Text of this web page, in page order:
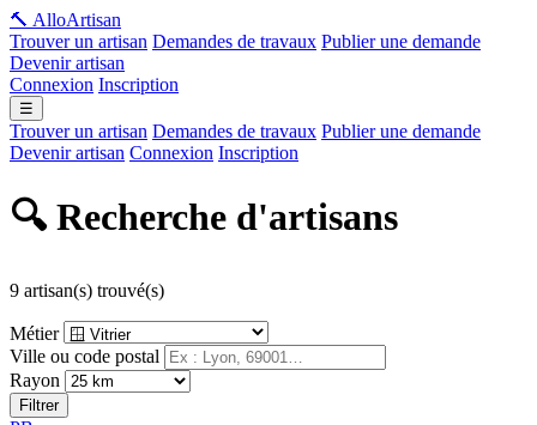
🔨 AlloArtisan
Trouver un artisan Demandes de travaux Publier une demande
Devenir artisan
Connexion Inscription
☰
Trouver un artisan Demandes de travaux Publier une demande
Devenir artisan Connexion Inscription
🔍 Recherche d'artisans
9 artisan(s) trouvé(s)
Métier
Ville ou code postal
Rayon
Filtrer